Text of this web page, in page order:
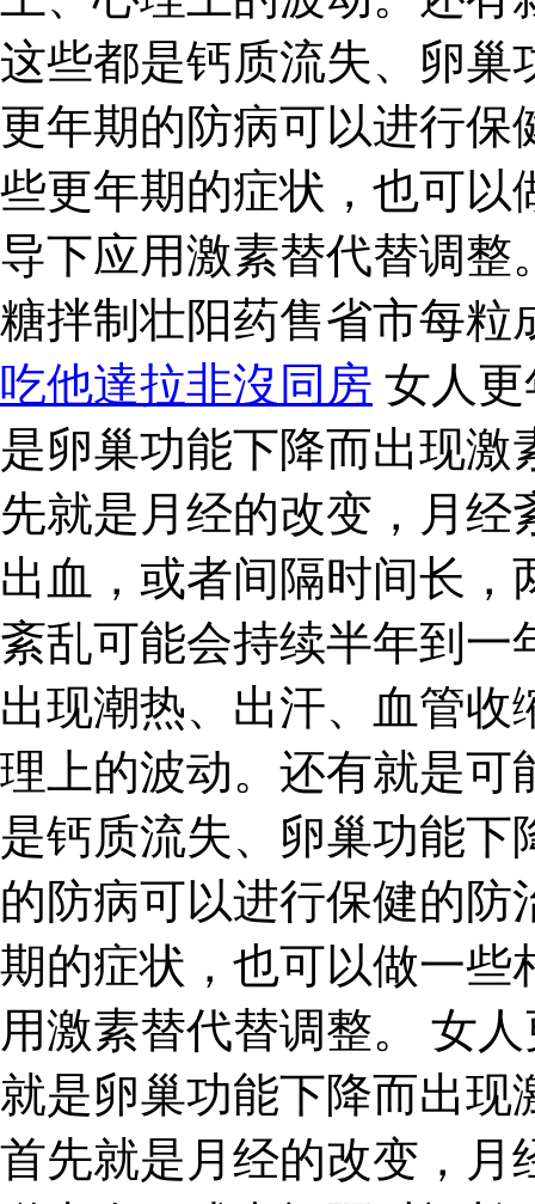
这些都是钙质流失、卵巢
更年期的防病可以进行保
些更年期的症状，也可以
导下应用激素替代替调整
糖拌制壮阳药售省市每
吃他達拉非沒同房 女人
是卵巢功能下降而出现
先就是月经的改变，月
出血，或者间隔时间长
紊乱可能会持续半年到一
出现潮热、出汗、血管
理上的波动。还有就是可
是钙质流失、卵巢功能
的防病可以进行保健的
期的症状，也可以做一些
用激素替代替调整。 女
就是卵巢功能下降而出现
首先就是月经的改变，月